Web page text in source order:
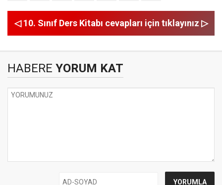
◁ 10. Sınıf Ders Kitabı cevapları için tıklayınız ▷
HABERE YORUM KAT